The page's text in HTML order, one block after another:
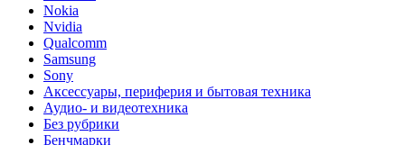
Nokia
Nvidia
Qualcomm
Samsung
Sony
Аксессуары, периферия и бытовая техника
Аудио- и видеотехника
Без рубрики
Бенчмарки